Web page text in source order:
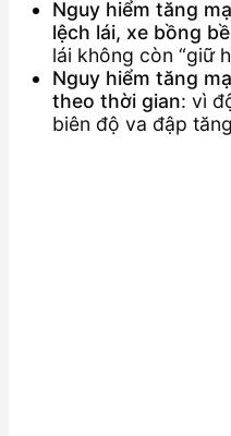
Nguy hiểm tăng
lệch lái, xe bồng
lái không còn “giữ
Nguy hiểm tăng
theo thời gian: vì
biên độ va đập